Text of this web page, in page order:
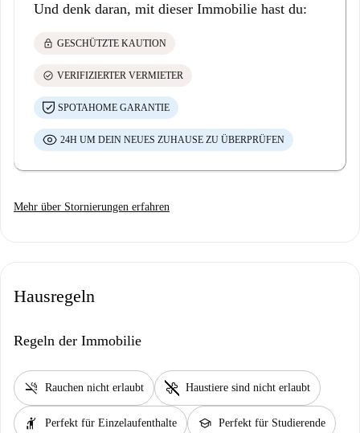
Und denk daran, mit dieser Immobilie hast du:
lock GESCHÜTZTE KAUTION
check_circle VERIFIZIERTER VERMIETER
SPOTAHOME GARANTIE
24H UM DEIN NEUES ZUHAUSE ZU ÜBERPRÜFEN
Mehr über Stornierungen erfahren
Hausregeln
Regeln der Immobilie
smoke_free Rauchen nicht erlaubt pet_supplies Haustiere sind nicht erlaubt
hail Perfekt für Einzelaufenthalte school Perfekt für Studierende